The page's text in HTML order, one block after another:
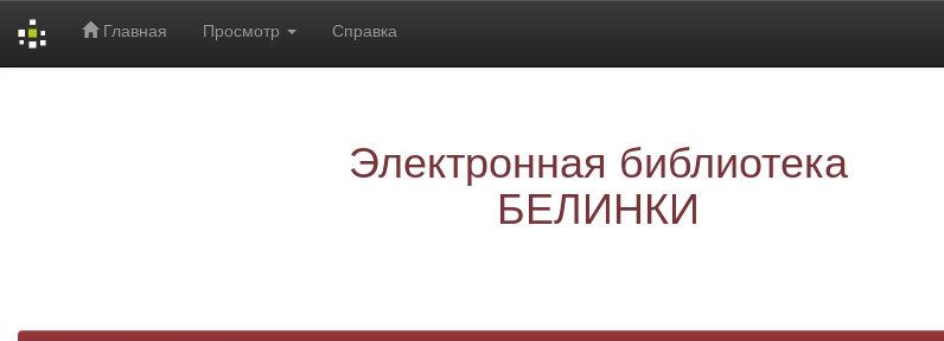
Главная Просмотр Справка
Электронная библиотека
БЕЛИНКИ